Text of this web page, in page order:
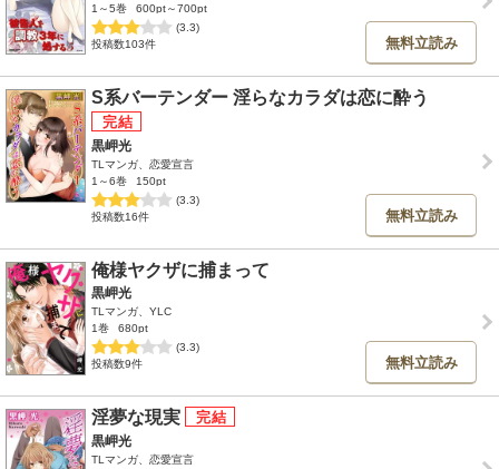
1～5巻
600pt～700pt
(3.3)
投稿数103件
無料立読み
S系バーテンダー 淫らなカラダは恋に酔う
黒岬光
TLマンガ、恋愛宣言
1～6巻
150pt
(3.3)
投稿数16件
無料立読み
俺様ヤクザに捕まって
黒岬光
TLマンガ、YLC
1巻
680pt
(3.3)
投稿数9件
無料立読み
淫夢な現実
黒岬光
TLマンガ、恋愛宣言